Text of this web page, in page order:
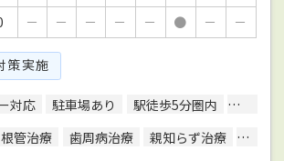
－ － － － － ● － －
策実施
対応 駐車場あり 駅徒歩5分圏内
予約可
根管治療 歯周病治療 親知らず治療
入れ